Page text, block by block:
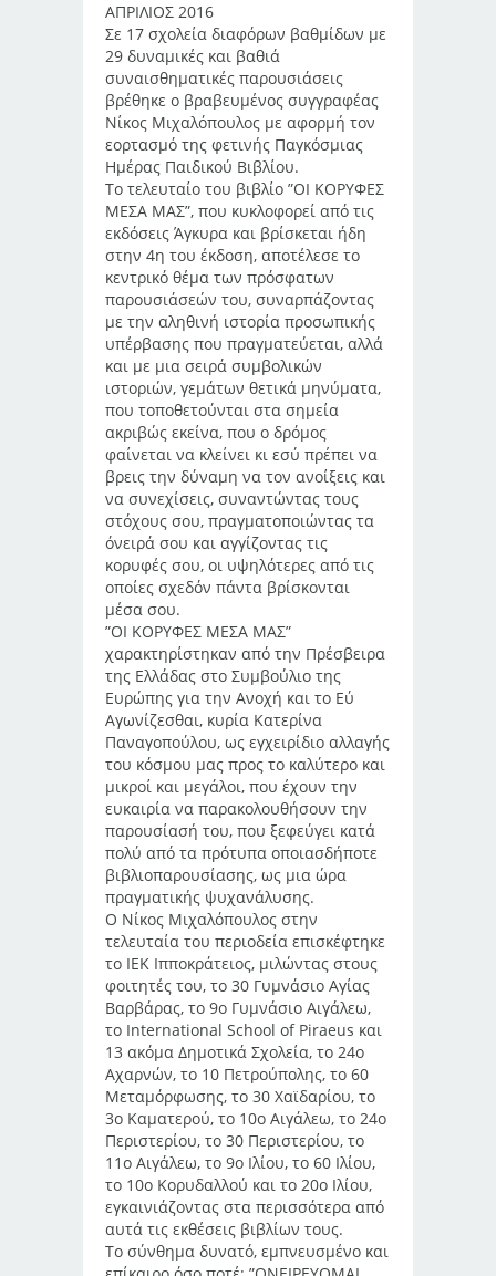
ΑΠΡΙΛΙΟΣ 2016
Σε 17 σχολεία διαφόρων βαθμίδων με
29 δυναμικές και βαθιά
συναισθηματικές παρουσιάσεις
βρέθηκε ο βραβευμένος συγγραφέας
Νίκος Μιχαλόπουλος με αφορμή τον
εορτασμό της φετινής Παγκόσμιας
Ημέρας Παιδικού Βιβλίου.
Το τελευταίο του βιβλίο ”ΟΙ ΚΟΡΥΦΕΣ
ΜΕΣΑ ΜΑΣ”, που κυκλοφορεί από τις
εκδόσεις Άγκυρα και βρίσκεται ήδη
στην 4η του έκδοση, αποτέλεσε το
κεντρικό θέμα των πρόσφατων
παρουσιάσεών του, συναρπάζοντας
με την αληθινή ιστορία προσωπικής
υπέρβασης που πραγματεύεται, αλλά
και με μια σειρά συμβολικών
ιστοριών, γεμάτων θετικά μηνύματα,
που τοποθετούνται στα σημεία
ακριβώς εκείνα, που ο δρόμος
φαίνεται να κλείνει κι εσύ πρέπει να
βρεις την δύναμη να τον ανοίξεις και
να συνεχίσεις, συναντώντας τους
στόχους σου, πραγματοποιώντας τα
όνειρά σου και αγγίζοντας τις
κορυφές σου, οι υψηλότερες από τις
οποίες σχεδόν πάντα βρίσκονται
μέσα σου.
”ΟΙ ΚΟΡΥΦΕΣ ΜΕΣΑ ΜΑΣ”
χαρακτηρίστηκαν από την Πρέσβειρα
της Ελλάδας στο Συμβούλιο της
Ευρώπης για την Ανοχή και το Εύ
Αγωνίζεσθαι, κυρία Κατερίνα
Παναγοπούλου, ως εγχειρίδιο αλλαγής
του κόσμου μας προς το καλύτερο και
μικροί και μεγάλοι, που έχουν την
ευκαιρία να παρακολουθήσουν την
παρουσίασή του, που ξεφεύγει κατά
πολύ από τα πρότυπα οποιασδήποτε
βιβλιοπαρουσίασης, ως μια ώρα
πραγματικής ψυχανάλυσης.
Ο Νίκος Μιχαλόπουλος στην
τελευταία του περιοδεία επισκέφτηκε
το ΙΕΚ Ιπποκράτειος, μιλώντας στους
φοιτητές του, το 30 Γυμνάσιο Αγίας
Βαρβάρας, το 9ο Γυμνάσιο Αιγάλεω,
το International School of Piraeus και
13 ακόμα Δημοτικά Σχολεία, το 24ο
Αχαρνών, το 10 Πετρούπολης, το 60
Μεταμόρφωσης, το 30 Χαϊδαρίου, το
3ο Καματερού, το 10ο Αιγάλεω, το 24ο
Περιστερίου, το 30 Περιστερίου, το
11ο Αιγάλεω, το 9ο Ιλίου, το 60 Ιλίου,
το 10ο Κορυδαλλού και το 20ο Ιλίου,
εγκαινιάζοντας στα περισσότερα από
αυτά τις εκθέσεις βιβλίων τους.
Το σύνθημα δυνατό, εμπνευσμένο και